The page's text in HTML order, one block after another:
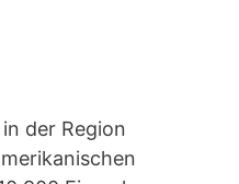
in der Region